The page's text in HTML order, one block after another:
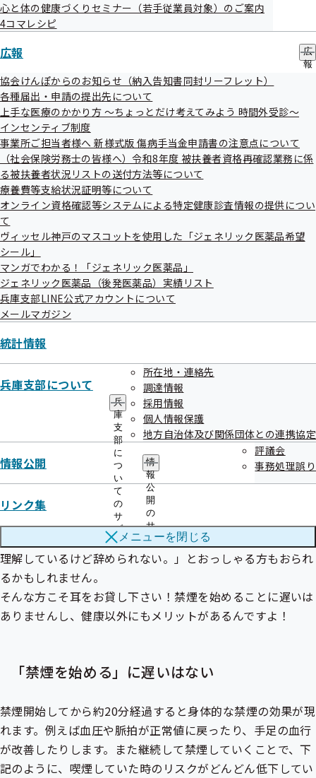
心と体の健康づくりセミナー（若手従業員対象）のご案内
4コマレシピ
広報
広
報
ー
協会けんぽからのお知らせ（納入告知書同封リーフレット）
各種届出・申請の提出先について
上手な医療のかかり方 ～ちょっとだけ考えてみよう 時間外受診～
インセンティブ制度
事業所ご担当者様へ 新様式版 傷病手当金申請書の注意点について
（社会保険労務士の皆様へ）令和8年度 被扶養者資格再確認業務に係
る被扶養者状況リストの送付方法等について
療養費等支給状況証明等について
オンライン資格確認等システムによる特定健康診査情報の提供につい
て
ヴィッセル神戸のマスコットを使用した「ジェネリック医薬品希望
シール」
マンガでわかる！「ジェネリック医薬品」
ジェネリック医薬品（後発医薬品）実績リスト
兵庫支部LINE公式アカウントについて
メールマガジン
統計情報
兵庫支部について
兵
庫
支
部
に
つ
い
て
の
サ
ブ
メ
ニ
ュ
所在地・連絡先
調達情報
採用情報
個人情報保護
地方自治体及び関係団体との連携協定
情報公開
情
報
公
開
の
サ
ブ
メ
ニ
評議会
事務処理誤り
リンク集
メニューを閉じる
学校、体育館、病院、劇場、観覧場、集会場、展示場、百
貨店、事務所、官公庁施設、飲食店その他の多数の者が利
用する施設を管理する者は、これらを利用する者について、
受動喫煙（室内又はこれに準ずる環境において、他人のたば
この煙を吸わされることをいう。）を防止するために必要な
措置を講ずるように努めなければならない。
では、社内禁煙に取り組むことで企業にどのようなメリット
があるのでしょうか？禁煙をされた従業員個人のQOL（生活
の質）の向上によって、事業所の生産性が向上することはも
とより、喫煙による労働時間のロスの解消も大きなメリット
です。
ある調査では喫煙者1人が時間中に喫煙することで、年間約
31万円の労働時間のロスが生まれているとの報告もありま
す。この調査を例に、仮に社内に喫煙者が20人いると、年間
で約620万円の労働時間のロスが生まれていることになりま
す。「喫煙は嗜好品なので、中々会社から従業員に禁煙は強
せんが、タバコを吸わない従業員への配慮も必要ですので、
まずは就業時間内の禁煙から始めてみませんか？
禁煙のメリット
「もう何十年も喫煙しているから、今さら辞めても肺が真っ
黒だよ。」、「喫煙の害なんてこれまで散々聞いてきたし、
理解しているけど辞められない。」とおっしゃる方もおられ
るかもしれません。
そんな方こそ耳をお貸し下さい！禁煙を始めることに遅いは
ありませんし、健康以外にもメリットがあるんですよ！
「禁煙を始める」に遅いはない
禁煙開始してから約20分経過すると身体的な禁煙の効果が現
れます。例えば血圧や脈拍が正常値に戻ったり、手足の血行
が改善したりします。また継続して禁煙していくことで、下
記のように、喫煙していた時のリスクがどんどん低下してい